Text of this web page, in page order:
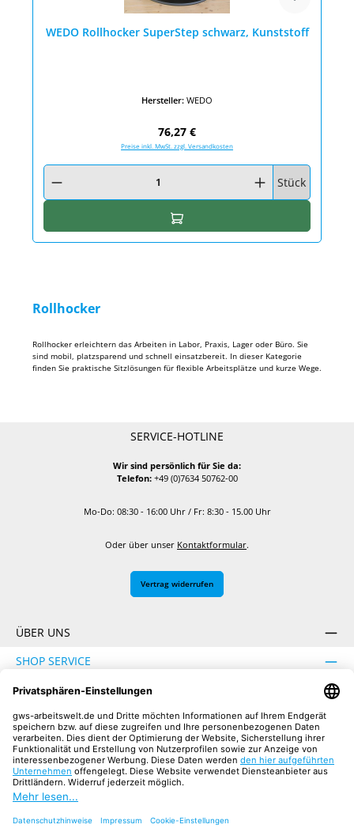
WEDO Rollhocker SuperStep schwarz, Kunststoff
Hersteller: WEDO
Regulärer Preis:
76,27 €
Preise inkl. MwSt. zzgl. Versandkosten
Produkt Anzahl: Gib den gewünschten Wert ein oder benutze die
Stück
In den Warenkorb
Rollhocker
Rollhocker erleichtern das Arbeiten in Labor, Praxis, Lager oder Büro. Sie
sind mobil, platzsparend und schnell einsatzbereit. In dieser Kategorie
finden Sie praktische Sitzlösungen für flexible Arbeitsplätze und kurze Wege.
SERVICE-HOTLINE
Wir sind persönlich für Sie da:
Telefon:+49 (0)7634 50762-00
Mo-Do: 08:30 - 16:00 Uhr / Fr: 8:30 - 15.00 Uhr
Oder über unser Kontaktformular.
Vertrag widerrufen
ÜBER UNS
SHOP SERVICE
INFORMATION
SICHER EINKAUFEN
UNSERE COMMUNITIES
FacebookInstagramYouTube